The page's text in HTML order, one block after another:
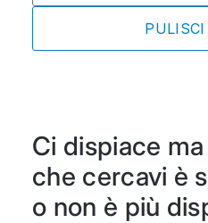
PULISCI
Ci dispiace
che cercavi è
o non è più